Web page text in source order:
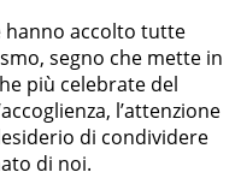
hanno accolto tutte
segno che mette in
più celebrate del
l’attenzione
di condividere
di noi.